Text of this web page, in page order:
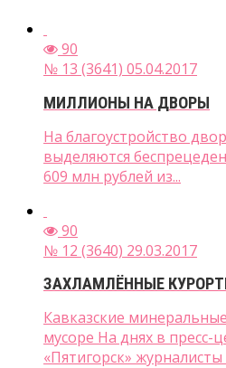
90
№ 13 (3641) 05.04.2017
МИЛЛИОНЫ НА ДВОРЫ
На благоустройство
выделяются
609 млн рублей из...
90
№ 12 (3640) 29.03.2017
ЗАХЛАМЛЁННЫЕ
Кавказские
мусоре На днях в пресс-
«Пятигорск» журналисты